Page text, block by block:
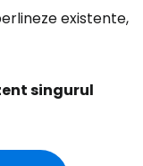
existente,
singurul